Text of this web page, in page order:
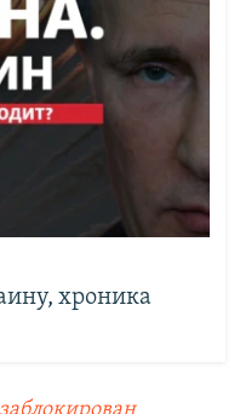
хроника
заблокирован